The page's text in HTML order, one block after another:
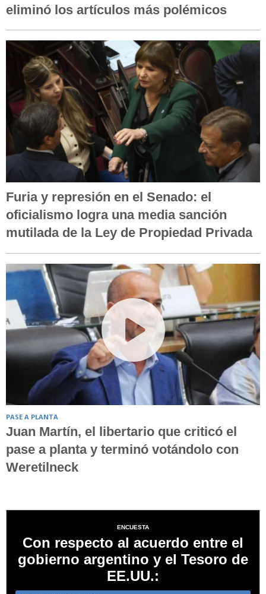
eliminó los artículos más polémicos
Furia y represión en el Senado: el
oficialismo logra una media sanción
mutilada de la Ley de Propiedad Privada
PASE A PLANTA
Juan Martín, el libertario que criticó el
pase a planta y terminó votándolo con
Weretilneck
ENCUESTA
Con respecto al acuerdo entre el
gobierno argentino y el Tesoro de
EE.UU.: